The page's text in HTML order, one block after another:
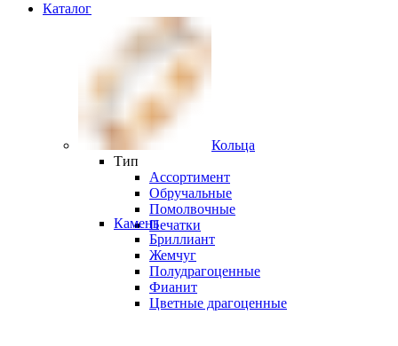
Каталог
Кольца
Тип
Ассортимент
Обручальные
Помолвочные
Печатки
Камень
Бриллиант
Жемчуг
Полудрагоценные
Фианит
Цветные драгоценные